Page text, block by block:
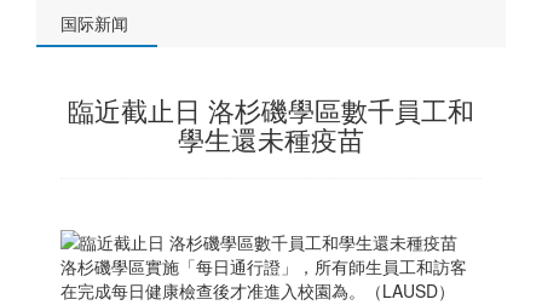
国际新闻
臨近截止日 洛杉磯學區數千員工和
學生還未種疫苗
洛杉磯學區實施「每日通行證」，所有師生員工和訪客
在完成每日健康檢查後才准進入校園為。（LAUSD）